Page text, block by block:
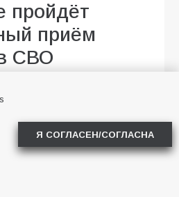
пройдёт
приём
СВО
Васнецова
Я СОГЛАСЕН/СОГЛАСНА